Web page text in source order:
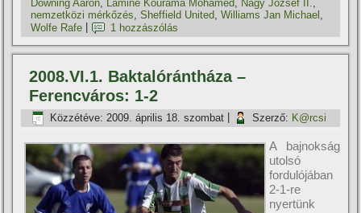
Downing Aaron, Lamine Kourama Mohamed, Nagy József II.,
nemzetközi mérkőzés,Sheffield United,Williams Jan Michael ,
Wolfe Rafe
1 hozzászólás
2008.VI.1. Baktalórántháza –
Ferencváros: 1-2
Közzétéve: 2009. április 18. szombat Szerző: K@rcsi
A bajnokság
utolsó
fordulójában
2-1-re
nyertünk